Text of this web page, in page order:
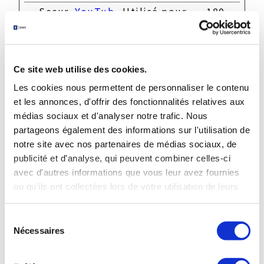
Ce site web utilise des cookies.
Les cookies nous permettent de personnaliser le contenu
et les annonces, d'offrir des fonctionnalités relatives aux
médias sociaux et d'analyser notre trafic. Nous
partageons également des informations sur l'utilisation de
notre site avec nos partenaires de médias sociaux, de
publicité et d'analyse, qui peuvent combiner celles-ci
avec d'autres informations que vous leur avez fournies
ou qu'ils ont collectées lors de votre utilisation de leurs
Nécessaires
__Secur
N
YouTub
Utilisé pour
l'utilisateur
avec le
contenu
intégré.
180
jours
__Secur
e-YEC
YouTub
e
Stocke les
préférences de
lecture vidéo
de
l'utilisateur
pour les
Sessi
on
180
jours